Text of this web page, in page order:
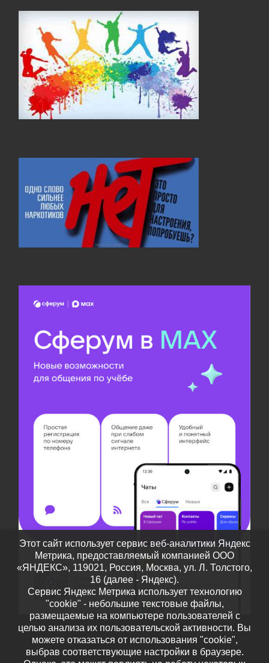
Этот сайт использует сервис веб-аналитики Яндекс
Метрика, предоставляемый компанией ООО
«ЯНДЕКС», 119021, Россия, Москва, ул. Л. Толстого,
16 (далее - Яндекс).
Сервис Яндекс Метрика использует технологию
"cookie" - небольшие текстовые файлы,
размещаемые на компьютере пользователей с
целью анализа их пользовательской активности. Вы
можете отказаться от использования "cookie",
выбрав соответствующие настройки в браузере.